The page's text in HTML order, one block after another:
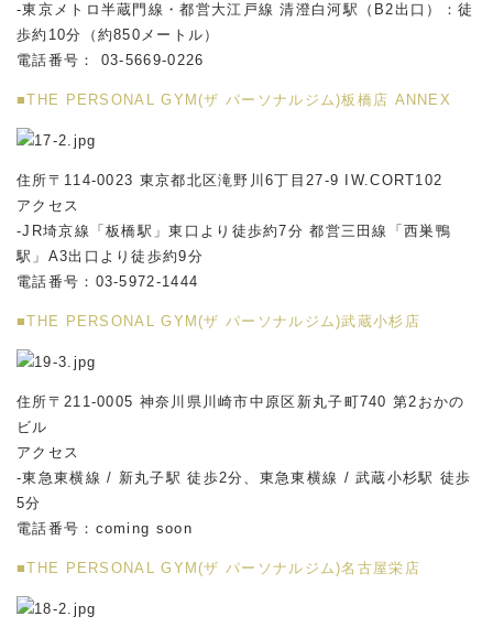
-東京メトロ半蔵門線・都営大江戸線 清澄白河駅（B2出口）：徒
歩約10分（約850メートル）
電話番号： 03-5669-0226
■THE PERSONAL GYM(ザ パーソナルジム)板橋店 ANNEX
住所〒114-0023 東京都北区滝野川6丁目27-9 IW.CORT102
アクセス
-JR埼京線「板橋駅」東口より徒歩約7分 都営三田線「西巣鴨
駅」A3出口より徒歩約9分
電話番号：03-5972-1444
■THE PERSONAL GYM(ザ パーソナルジム)武蔵小杉店
住所〒211-0005 神奈川県川崎市中原区新丸子町740 第2おかの
ビル
アクセス
-東急東横線 / 新丸子駅 徒歩2分、東急東横線 / 武蔵小杉駅 徒歩
5分
電話番号：coming soon
■THE PERSONAL GYM(ザ パーソナルジム)名古屋栄店